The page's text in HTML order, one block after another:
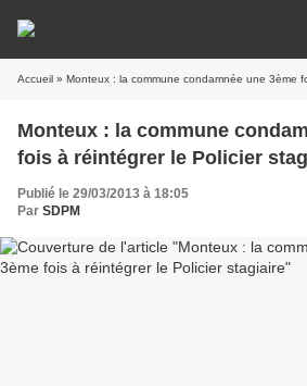
Accueil » Monteux : la commune condamnée une 3ème
Monteux : la commune
fois à réintégrer le Policier
Publié le 29/03/2013 à 18:05
Par SDPM